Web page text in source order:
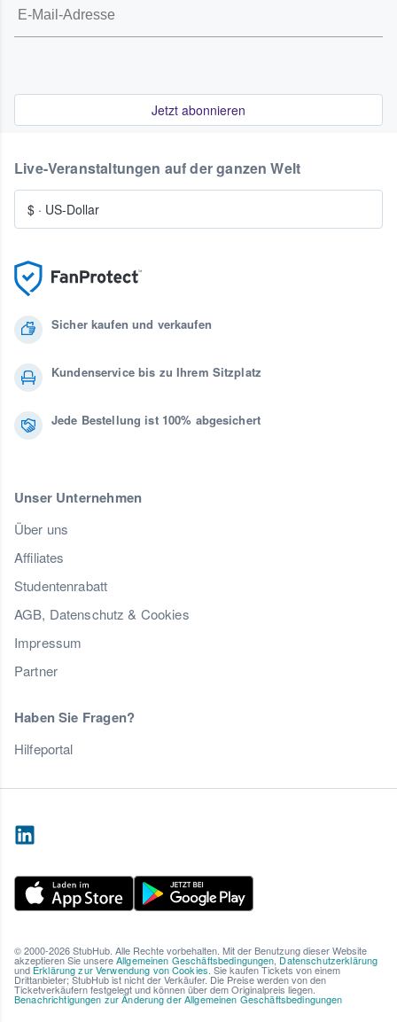
Jetzt abonnieren
Sicher kaufen und verkaufen
Kundenservice bis zu Ihrem Sitzplatz
Jede Bestellung ist 100% abgesichert
Unser Unternehmen
Über uns
Affiliates
Studentenrabatt
AGB, Datenschutz & Cookies
Impressum
Partner
Haben Sie Fragen?
Hilfeportal
Live-Veranstaltungen auf der ganzen Welt
$ · US-Dollar
© 2000-2026 StubHub. Alle Rechte vorbehalten. Mit der Benutzung dieser Website
akzeptieren Sie unsereAllgemeinen Geschäftsbedingungen Datenschutzerklärung
und Erklärung zur Verwendung von Cookies . Sie kaufen Tickets von einem
Drittanbieter; StubHub ist nicht der Verkäufer. Die Preise werden von den
Ticketverkäufern festgelegt und können über dem Originalpreis liegen.
Benachrichtigungen zur Änderung der Allgemeinen Geschäftsbedingungen